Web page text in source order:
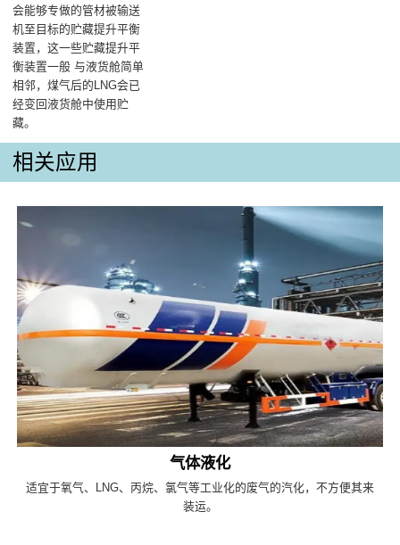
会能够专做的管材被输送
机至目标的贮藏提升平衡
装置，这一些贮藏提升平
衡装置一般 与液货舱简单
相邻，煤气后的LNG会已
经变回液货舱中使用贮
藏。
相关应用
气体液化
适宜于氧气、LNG、丙烷、氯气等工业化的废气的汽化，不方便其来
装运。